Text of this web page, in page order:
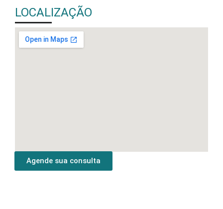
LOCALIZAÇÃO
Agende sua consulta